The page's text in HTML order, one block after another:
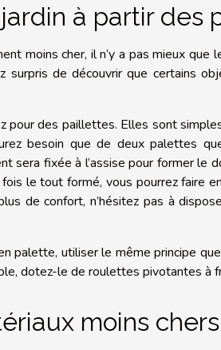
à partir des
moins cher, il n’y a pas mieux
de découvrir que certains
pour des paillettes. Elles sont
besoin que de deux palettes
sera fixée à l’assise pour former le
le tout formé, vous pourrez faire
de confort, n’hésitez pas à
palette, utiliser le même principe
dotez-le de roulettes pivotantes à
moins